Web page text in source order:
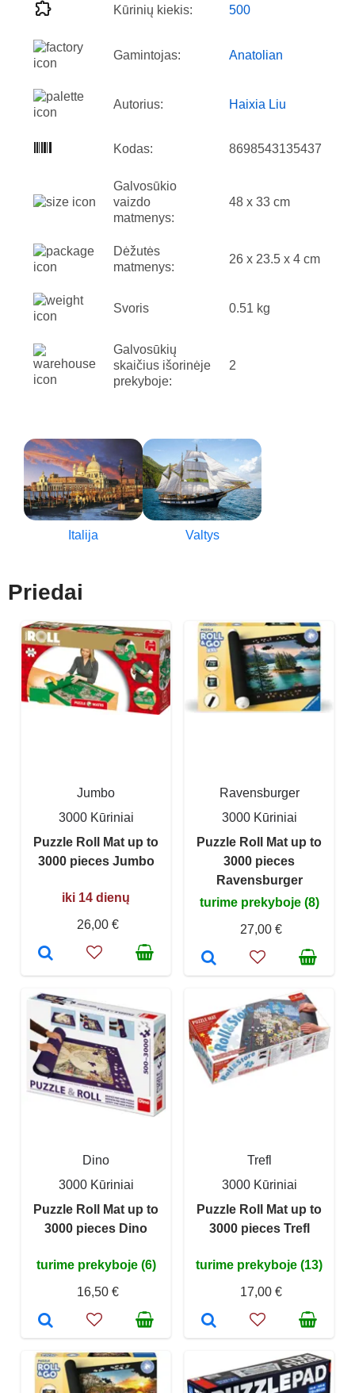
Kūrinių kiekis: 500
Gamintojas: Anatolian
Autorius: Haixia Liu
Kodas: 8698543135437
Galvosūkio
vaizdo
matmenys:
48 x 33 cm
Dėžutės
matmenys:
26 x 23.5 x 4 cm
Svoris 0.51 kg
Galvosūkių
skaičius išorinėje
prekyboje:
2
Italija Valtys
Priedai
Jumbo
3000 Kūriniai
Puzzle Roll Mat up to
3000 pieces Jumbo
iki 14 dienų
26,00 €
Ravensburger
3000 Kūriniai
Puzzle Roll Mat up to
3000 pieces
Ravensburger
turime prekyboje (8)
27,00 €
Dino
3000 Kūriniai
Puzzle Roll Mat up to
3000 pieces Dino
turime prekyboje (6)
16,50 €
Trefl
3000 Kūriniai
Puzzle Roll Mat up to
3000 pieces Trefl
turime prekyboje (13)
17,00 €